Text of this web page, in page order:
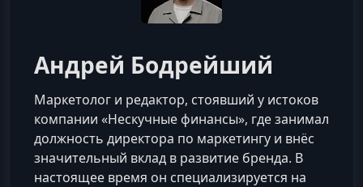
Андрей Бодрейший
Маркетолог и редактор, стоявший у истоков
компании «Нескучные финансы», где занимал
должность директора по маркетингу и внёс
значительный вклад в развитие бренда. В
настоящее время он специализируется на